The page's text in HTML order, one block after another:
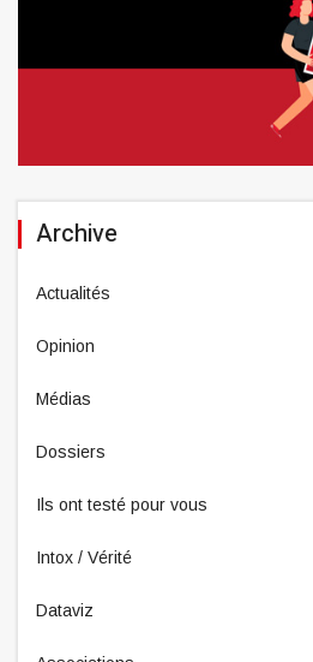
Archive
Actualités
Opinion
Médias
Dossiers
Ils ont testé pour vous
Intox / Vérité
Dataviz